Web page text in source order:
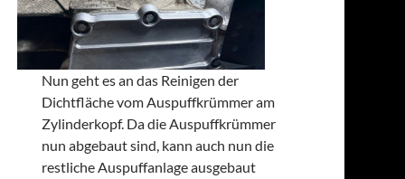
Nun geht es an das Reinigen der
Dichtfläche vom Auspuffkrümmer am
Zylinderkopf. Da die Auspuffkrümmer
nun abgebaut sind, kann auch nun die
restliche Auspuffanlage ausgebaut